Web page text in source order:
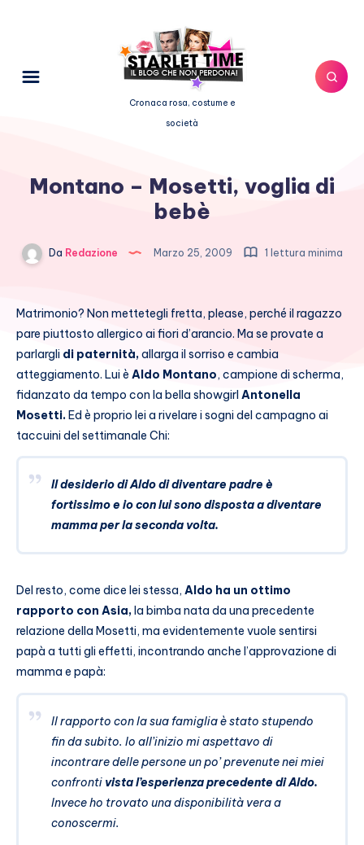
Cronaca rosa, costume e
società
Montano – Mosetti, voglia di
bebè
Da Redazione Marzo 25, 2009 1 lettura minima
Matrimonio? Non mettetegli fretta, please, perché il ragazzo
pare piuttosto allergico ai fiori d’arancio. Ma se provate a
parlargli di paternità,allarga il sorriso e cambia
atteggiamento. Lui è Aldo Montano, campione di scherma,
fidanzato da tempo con la bella showgirlAntonella
Mosetti.Ed è proprio lei a rivelare i sogni del campagno ai
taccuini del settimanale Chi:
Il desiderio di Aldo di diventare padre è
fortissimo e io con lui sono disposta a diventare
mamma per la seconda volta.
Del resto, come dice lei stessa, Aldo ha un ottimo
rapporto con Asia, la bimba nata da una precedente
relazione della Mosetti, ma evidentemente vuole sentirsi
papà a tutti gli effetti, incontrando anche l’approvazione di
mamma e papà:
Il rapporto con la sua famiglia è stato stupendo
fin da subito. Io all’inizio mi aspettavo di
incontrare delle persone un po’ prevenute nei miei
confronti vista l’esperienza precedente di Aldo.
Invece ho trovato una disponibilità vera a
conoscermi.